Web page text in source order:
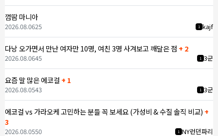
껌땀 마니아
1 kajf
2026.08.0625
다낭 오가면서 만난 여자만 10명, 여친 3명 사겨보고 깨달은 점 + 2
1 3군
2026.08.0645
요즘 말 많은 에코걸 + 1
1 3군
2026.08.0543
에코걸 vs 가라오케 고민하는 분들 꼭 보세요 (가성비 & 수질 솔직 비교) +
3
1 NY런던파리
2026.08.0550